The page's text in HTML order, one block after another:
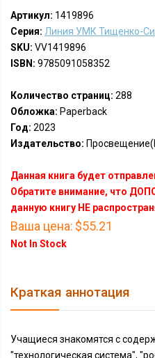
Артикул: 1419896
Серия: Линия УМК Тищенко-
SKU: VV1419896
ISBN: 9785091058352
Количество страниц: 288
Обложка: Paperback
Год: 2023
Издательство:
Данная книга будет
Обратите внимание, что
данную книгу НЕ
Ваша цена: $55.21
Not In Stock
Краткая аннотация
Учащиеся знакомятся с
"технологическая система",